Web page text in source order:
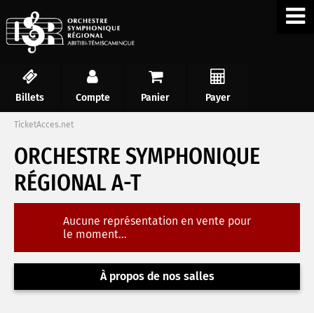
Billets Compte Panier Payer
TicketAcces.net
ORCHESTRE SYMPHONIQUE
RÉGIONAL A-T
Aucune représentation en vente pour
le moment...
À propos de nos salles